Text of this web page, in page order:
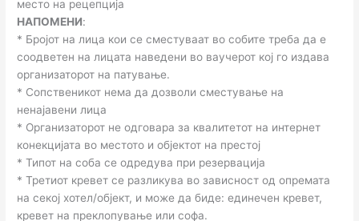
место на рецепција
НАПОМЕНИ:
* Бројот на лица кои се сместуваат во собите треба да е
соодветен на лицата наведени во ваучерот кој го издава
организаторот на патување.
* Сопственикот нема да дозволи сместување на
ненајавени лица
* Организаторот не одговара за квалитетот на интернет
конекцијата во местото и објектот на престој
* Типот на соба се одредува при резeрвација
* Третиот кревет се разликува во зависност од опремата
на секој хотел/објект, и може да биде: единечен кревет,
кревет на преклопување или софа.